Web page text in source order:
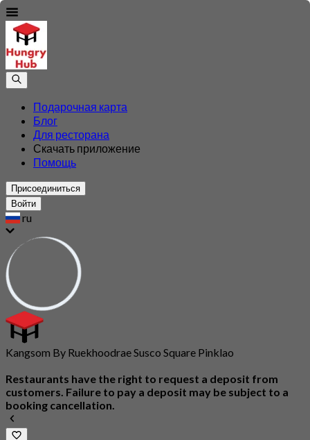
Подарочная карта
Блог
Для ресторана
Скачать приложение
Помощь
Присоединиться
Войти
ru
Kangsom By Ruekhoodrae Susco Square Pinklao
Restaurants have the right to request a deposit from
customers. Failure to pay a deposit may be subject to a
booking cancellation.